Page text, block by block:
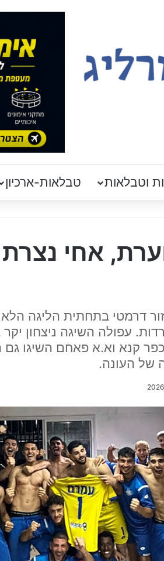
וטבלאות טבלאות-ארכיון
אחי
דרמטי בתחתית הליגה
עפולה השיגה ניצחון
קנא וא.א פאחם השיגו גם
של העונה.